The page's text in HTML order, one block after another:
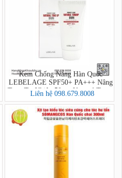
Kem Chống Nắng Hàn Quốc
LEBELAGE SPF50+ PA+++ Nâng
Tone Tự Nhiên 50g – Natural Tone-
Up Sun
Liên hệ 098.679.8008